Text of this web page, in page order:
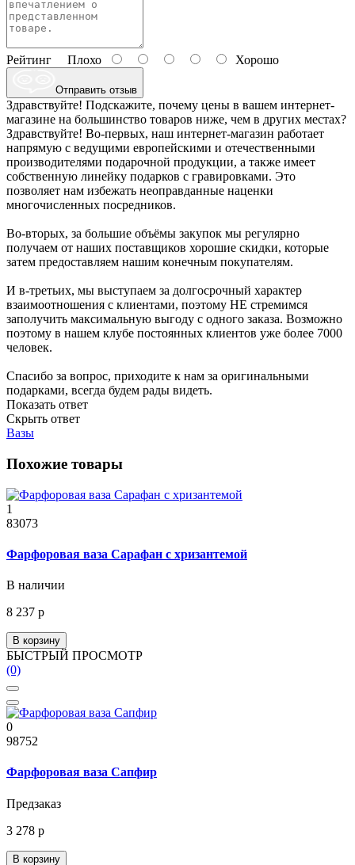
Рейтинг Плохо Хорошо
Отправить отзыв
Здравствуйте! Подскажите, почему цены в вашем интернет-
магазине на большинство товаров ниже, чем в других местах?
Здравствуйте! Во-первых, наш интернет-магазин работает
напрямую с ведущими европейскими и отечественными
производителями подарочной продукции, а также имеет
собственную линейку подарков с гравировками. Это
позволяет нам избежать неоправданные наценки
многочисленных посредников.
Во-вторых, за большие объёмы закупок мы регулярно
получаем от наших поставщиков хорошие скидки, которые
затем предоставляем нашим конечным покупателям.
И в-третьих, мы выступаем за долгосрочный характер
взаимоотношения с клиентами, поэтому НЕ стремимся
заполучить максимальную выгоду с одного заказа. Возможно
поэтому в нашем клубе постоянных клиентов уже более 7000
человек.
Спасибо за вопрос, приходите к нам за оригинальными
подарками, всегда будем рады видеть.
Показать ответ
Скрыть ответ
Вазы
Похожие товары
1
83073
Фарфоровая ваза Сарафан с хризантемой
В наличии
8 237 р
В корзину
БЫСТРЫЙ ПРОСМОТР
(0)
0
98752
Фарфоровая ваза Сапфир
Предзаказ
3 278 р
В корзину